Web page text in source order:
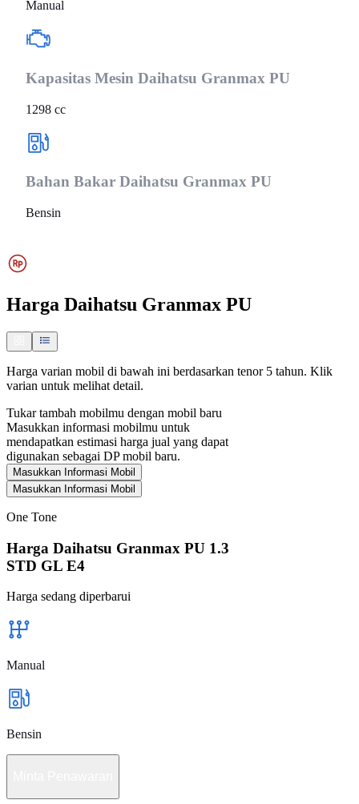
Manual
Kapasitas Mesin Daihatsu Granmax PU
1298 cc
Bahan Bakar Daihatsu Granmax PU
Bensin
Harga Daihatsu Granmax PU
Harga varian mobil di bawah ini berdasarkan tenor 5 tahun. Klik
varian untuk melihat detail.
Tukar tambah mobilmu dengan mobil baru
Masukkan informasi mobilmu untuk
mendapatkan estimasi harga jual yang dapat
digunakan sebagai DP mobil baru.
Masukkan Informasi Mobil
Masukkan Informasi Mobil
One Tone
Harga Daihatsu Granmax PU 1.3
STD GL E4
Harga sedang diperbarui
Manual
Bensin